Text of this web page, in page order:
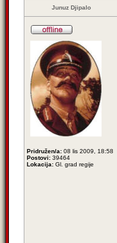
Junuz Djipalo
Pridružen/a: 08 lis 2009, 18:58
Postovi: 39464
Lokacija: Gl. grad regije